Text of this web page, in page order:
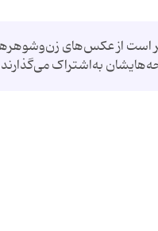
است از عکس‌های
به‌اشتراک